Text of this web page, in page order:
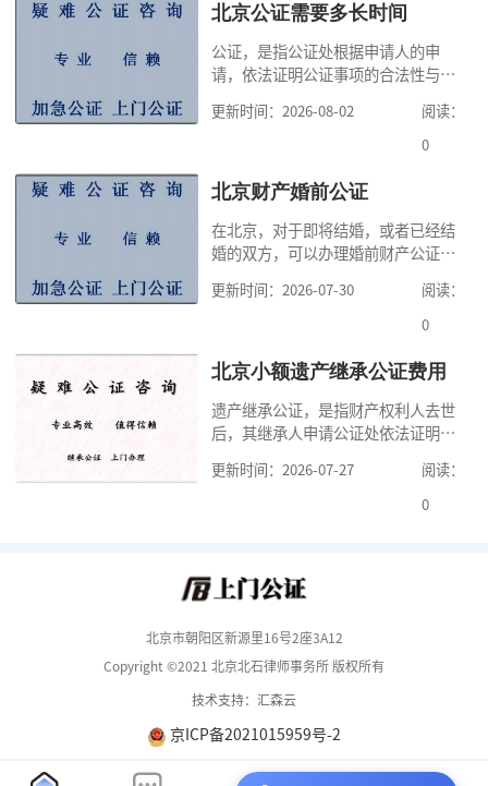
北京公证需要多长时间
公证，是指公证处根据申请人的申
请，依法证明公证事项的合法性与真
高公证事项的效力，固定证据，但是
很多人不知道在北京办理公证需要多
家，办理公证的时候除了需要按照公
道北京公证需要什么材料,北京公证需
要多少钱？北京公
更新时间：2026-08-02
阅读：
0
北京财产婚前公证
在北京，对于即将结婚，或者已经结
婚的双方，可以办理婚前财产公证，
式，可以避免个人财产引发的纠纷，
但是，在北京办理婚前财产公证，除
料外，公证咨询告诉大家，我们有必
京婚前财产公证机构？了解这些不仅
有利于我们根
更新时间：2026-07-30
阅读：
0
北京小额遗产继承公证费用
遗产继承公证，是指财产权利人去世
后，其继承人申请公证处依法证明继
的证明活动。通过公证，继承人可以
拿着享有继承权的公证书办理遗产过
费。我们在办理继承公证的时候，需
更新时间：2026-07-27
阅读：
0
北京市朝阳区新源里16号2座3A12
Copyright ©2021 北京北石律师事务所 版权所有
技术支持：汇森云
京ICP备2021015959号-2